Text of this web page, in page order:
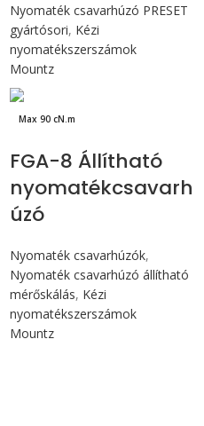
Nyomaték csavarhúzó PRESET
gyártósori, Kézi
nyomatékszerszámok
Mountz
Max 90 cN.m
FGA-8 Állítható
nyomatékcsavarh
úzó
Nyomaték csavarhúzók,
Nyomaték csavarhúzó állítható
mérőskálás, Kézi
nyomatékszerszámok
Mountz